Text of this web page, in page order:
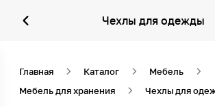
Чехлы для одежды
Главная Каталог
Мебель
Мебель для хранения
Чехлы для